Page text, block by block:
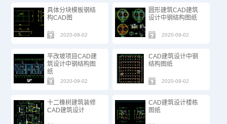
具体分块模板钢结
构CAD图
2020-09-02
圆形建筑CAD建筑
设计中钢结构图纸
2020-09-02
平改坡项目CAD建
筑设计中钢结构图
纸
2020-09-02
CAD建筑设计中钢
结构图纸
2020-09-02
十二橡树建筑装修
CAD建筑设计
CAD建筑设计楼栋
图纸